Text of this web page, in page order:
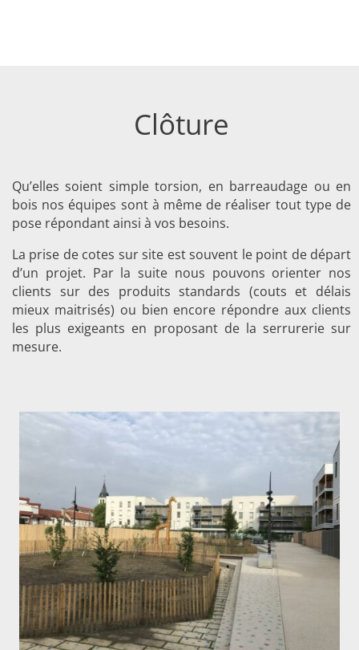
Clôture
Qu’elles soient simple torsion, en barreaudage ou en
bois nos équipes sont à même de réaliser tout type de
pose répondant ainsi à vos besoins.
La prise de cotes sur site est souvent le point de départ
d’un projet. Par la suite nous pouvons orienter nos
clients sur des produits standards (couts et délais
mieux maitrisés) ou bien encore répondre aux clients
les plus exigeants en proposant de la serrurerie sur
mesure.